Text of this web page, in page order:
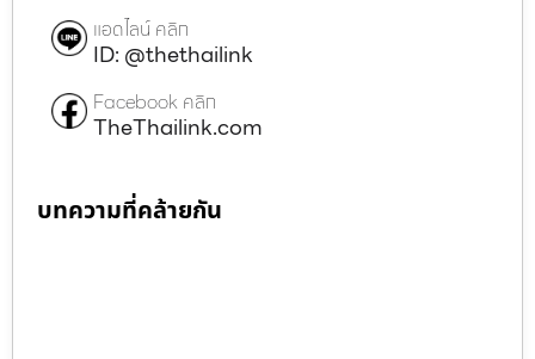
แอดไลน์ คลิก
ID: @thethailink
Facebook คลิก
TheThailink.com
บทความที่คล้ายกัน